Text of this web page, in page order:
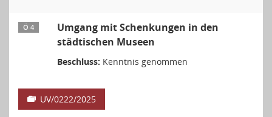
Ö 4
Umgang mit Schenkungen in den
städtischen Museen
Beschluss: Kenntnis genommen
UV/0222/2025